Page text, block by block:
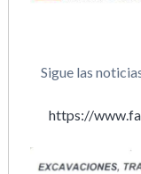
Sigue las
https://